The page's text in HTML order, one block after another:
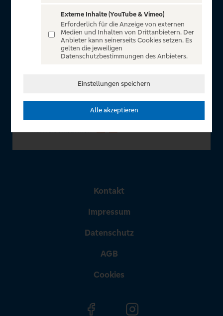
für alle Kunden der Volksbanken Raiffeisenbanken. Auf
unserem einzigartigen Portal finden Sie Tickets für
atemberaubende Konzerte, Musicals und Shows, die
Fußball-Bundesliga sowie die Champions League und die
In Zusammenarbeit mit
Kontakt
Impressum
Datenschutz
AGB
Cookies
Externe Inhalte (YouTube & Vimeo)
Erforderlich für die Anzeige von externen
Medien und Inhalten von Drittanbietern. Der
Anbieter kann seinerseits Cookies setzen. Es
gelten die jeweiligen
Datenschutzbestimmungen des Anbieters.
Einstellungen speichern
Alle akzeptieren